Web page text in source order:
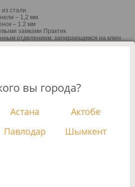
из стали
– 1,2 мм
– 1.2 мм
замками Практик
отделением, запирающимся на ключ
КУПИТЬ
вы города?
Астана
Актобе
Павлодар Шымкент